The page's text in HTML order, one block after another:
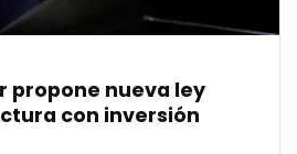
propone nueva ley
con inversión